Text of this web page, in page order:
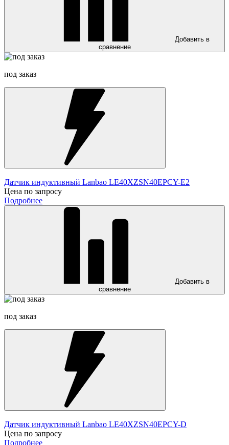
Добавить в
сравнение
под заказ
Датчик индуктивный Lanbao LE40XZSN40EPCY-E2
Цена по запросу
Подробнее
Добавить в
сравнение
под заказ
Датчик индуктивный Lanbao LE40XZSN40EPCY-D
Цена по запросу
Подробнее